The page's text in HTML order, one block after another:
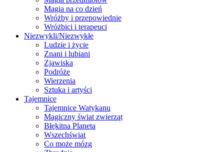
Magia na co dzień
Wróżby i przepowiednie
Wróżbici i terapeuci
Niezwykli/Niezwykłe
Ludzie i życie
Znani i lubiani
Zjawiska
Podróże
Wierzenia
Sztuka i artyści
Tajemnice
Tajemnice Watykanu
Magiczny świat zwierząt
Błękitna Planeta
Wszechświat
Co może mózg